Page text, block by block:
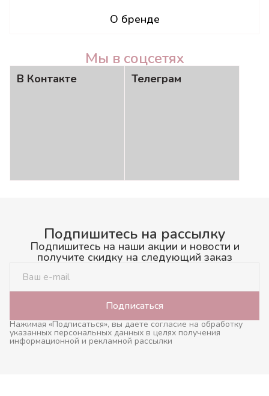
О бренде
Мы в соцсетях
В Контакте Телеграм
Подпишитесь на рассылку
Подпишитесь на наши акции и новости и
получите скидку на следующий заказ
Подписаться
Нажимая «Подписаться», вы даете согласие на обработку
указанных персональных данных в целях получения
информационной и рекламной рассылки